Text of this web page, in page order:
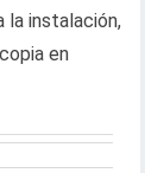
la instalación,
en